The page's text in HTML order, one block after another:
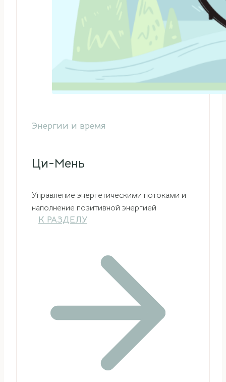
Энергии и время
Ци-Мень
Управление энергетическими потоками и
наполнение позитивной энергией
К РАЗДЕЛУ